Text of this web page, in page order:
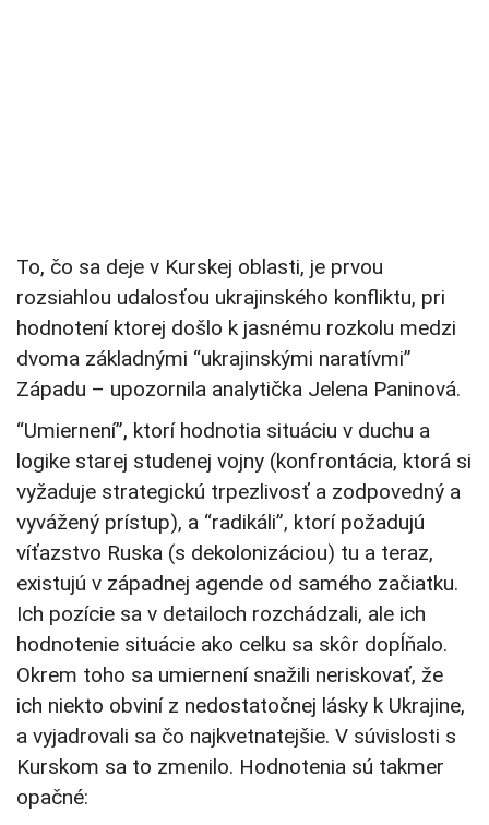
To, čo sa deje v Kurskej oblasti, je prvou
rozsiahlou udalosťou ukrajinského konfliktu, pri
hodnotení ktorej došlo k jasnému rozkolu medzi
dvoma základnými “ukrajinskými naratívmi”
Západu – upozornila analytička Jelena Paninová.
“Umiernení”, ktorí hodnotia situáciu v duchu a
logike starej studenej vojny (konfrontácia, ktorá si
vyžaduje strategickú trpezlivosť a zodpovedný a
vyvážený prístup), a “radikáli”, ktorí požadujú
víťazstvo Ruska (s dekolonizáciou) tu a teraz,
existujú v západnej agende od samého začiatku.
Ich pozície sa v detailoch rozchádzali, ale ich
hodnotenie situácie ako celku sa skôr dopĺňalo.
Okrem toho sa umiernení snažili neriskovať, že
ich niekto obviní z nedostatočnej lásky k Ukrajine,
a vyjadrovali sa čo najkvetnatejšie. V súvislosti s
Kurskom sa to zmenilo. Hodnotenia sú takmer
opačné: